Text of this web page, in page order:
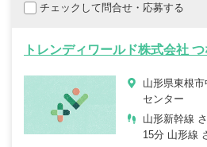
チェックして問合せ・応募する
トレンディワールド株式会社
山形県東根
センター
山形新幹線
15分 山形線